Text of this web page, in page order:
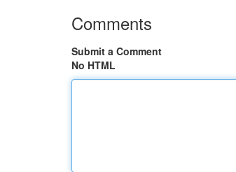
Comments
Submit a Comment
No HTML